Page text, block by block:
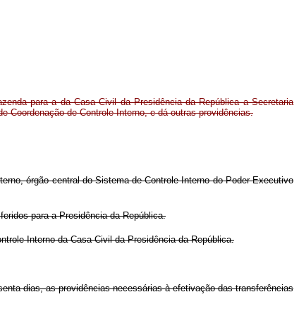
para a da Casa Civil da Presidência da República a Secretaria
Coordenação de Controle Interno, e dá outras providências.
órgão central do Sistema de Controle Interno do Poder Executivo
para a Presidência da República.
Interno da Casa Civil da Presidência da República.
dias, as providências necessárias à efetivação das transferências